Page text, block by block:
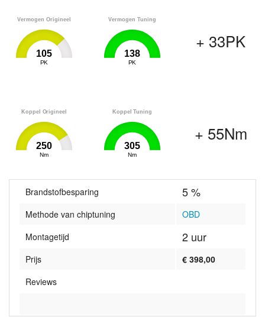
Vermogen Origineel
105
PK
Vermogen Tuning
138
PK
+ 33PK
Koppel Origineel
250
Nm
Koppel Tuning
305
Nm
+ 55Nm
Brandstofbesparing 5 %
Methode van chiptuning
OBD
Montagetijd
2 uur
Prijs
€ 398,00
Reviews